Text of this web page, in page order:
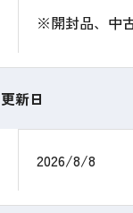
※開封品、中
更新日
2026/8/8